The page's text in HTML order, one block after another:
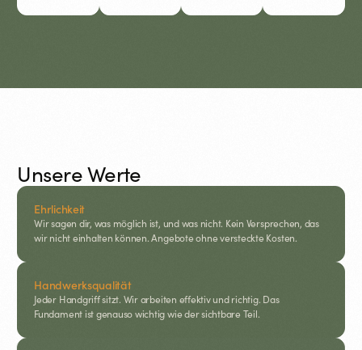
Unsere Werte
Ehrlichkeit
Wir sagen dir, was möglich ist, und was nicht. Kein Versprechen, das
wir nicht einhalten können. Angebote ohne versteckte Kosten.
Handwerksqualität
Jeder Handgriff sitzt. Wir arbeiten effektiv und richtig. Das
Fundament ist genauso wichtig wie der sichtbare Teil.